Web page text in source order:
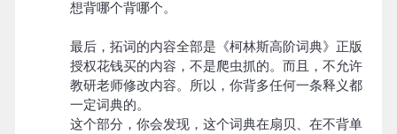
想背哪个背哪个。
最后，拓词的内容全部是《柯林斯高阶词典》正版
授权花钱买的内容，不是爬虫抓的。而且，不允许
教研老师修改内容。所以，你背多任何一条释义都
一定词典的。
这个部分，你会发现，这个词典在扇贝、在不背单